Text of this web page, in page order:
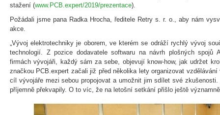
stažení (www.PCB.expert/2019/prezentace).
Požádali jsme pana Radka Hrocha, ředitele Retry s. r. o., aby nám
akce.
„Vývoj elektrotechniky je oborem, ve kterém se odráží rychlý vývoj
technologií. Z pozice dodavatele softwaru na návrh plošných spojů
firmách vývojáři, každý sám za sebe, objevují know-how, jak udržet
značkou PCB.expert začali již před několika lety organizovat
cíl vývojáře mezi sebou propojovat a umožnit jim sdílet své
příjemně překvapily. O to víc, že na letošní setkání přišlo ještě